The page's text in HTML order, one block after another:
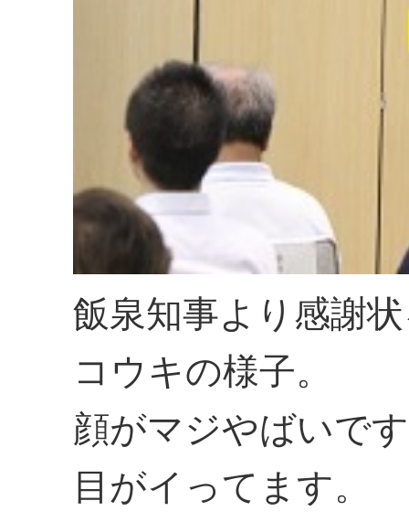
飯泉知事より感謝
コウキの様子。
顔がマジやばいで
目がイってます。